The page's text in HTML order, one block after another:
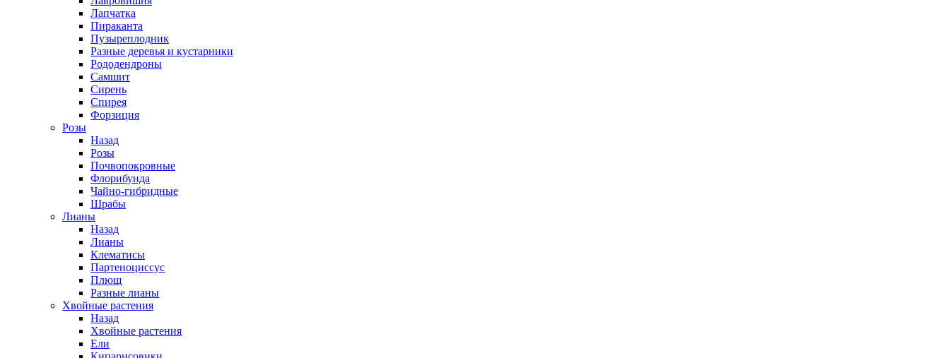
Лапчатка
Пираканта
Пузыреплодник
Разные деревья и кустарники
Рододендроны
Самшит
Сирень
Спирея
Форзиция
Розы
Назад
Розы
Почвопокровные
Флорибунда
Чайно-гибридные
Шрабы
Лианы
Назад
Лианы
Клематисы
Партеноциссус
Плющ
Разные лианы
Хвойные растения
Назад
Хвойные растения
Ели